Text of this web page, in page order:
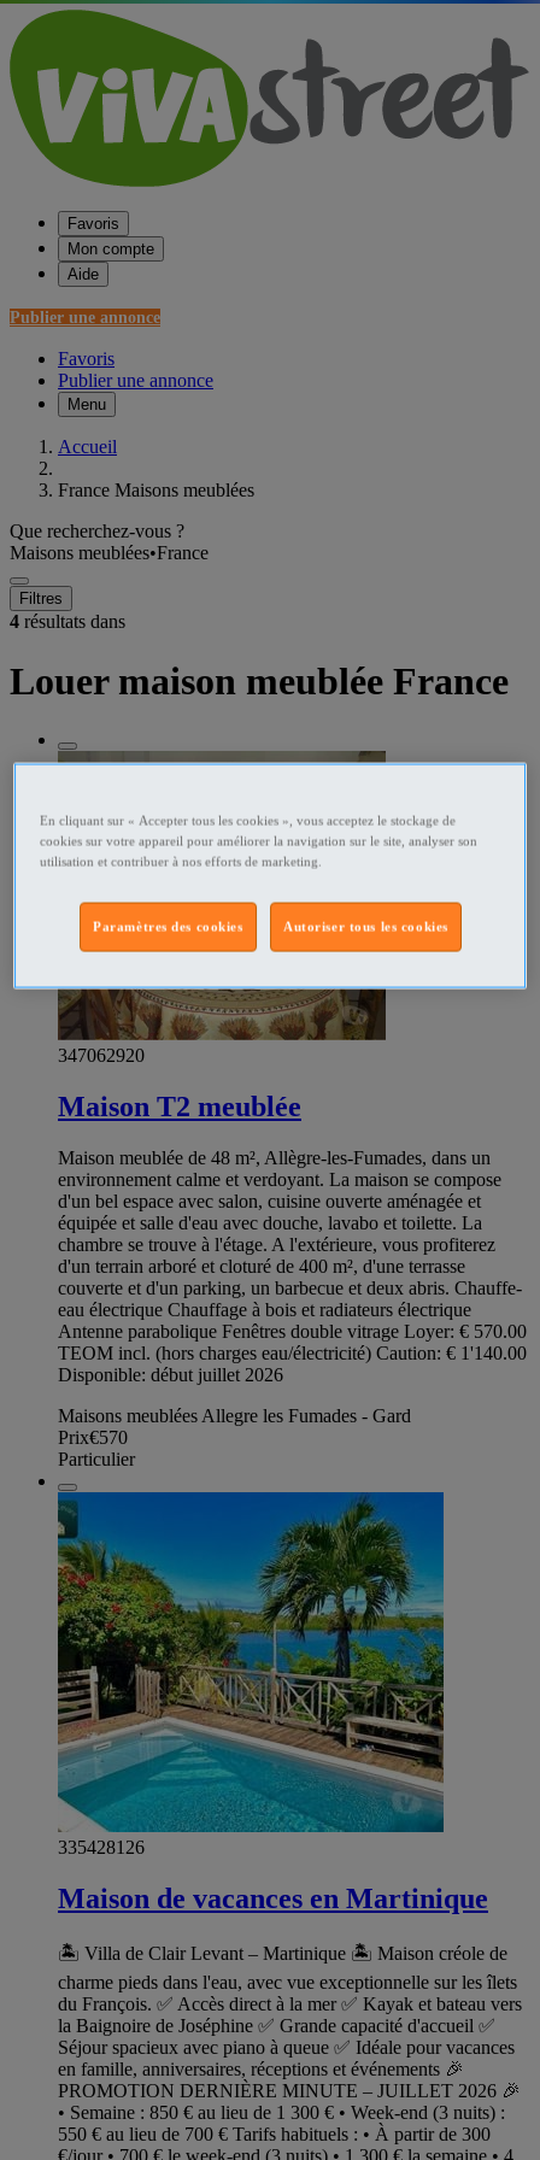
Favoris
Mon compte
Aide
Publier une annonce
Favoris
Publier une annonce
Menu
Accueil
France Maisons meublées
Que recherchez-vous ?
Maisons meublées•France
Filtres
4 résultats dans
Louer maison meublée France
347062920
Maison T2 meublée
Maison meublée de 48 m², Allègre-les-Fumades, dans un
environnement calme et verdoyant. La maison se compose
d'un bel espace avec salon, cuisine ouverte aménagée et
équipée et salle d'eau avec douche, lavabo et toilette. La
chambre se trouve à l'étage. A l'extérieure, vous profiterez
d'un terrain arboré et cloturé de 400 m², d'une terrasse
couverte et d'un parking, un barbecue et deux abris. Chauffe-
eau électrique Chauffage à bois et radiateurs électrique
Antenne parabolique Fenêtres double vitrage Loyer: € 570.00
TEOM incl. (hors charges eau/électricité) Caution: € 1'140.00
Disponible: début juillet 2026
Maisons meublées Allegre les Fumades - Gard
Prix€570
Particulier
335428126
Maison de vacances en Martinique
🏝️ Villa de Clair Levant – Martinique 🏝️ Maison créole de
charme pieds dans l'eau, avec vue exceptionnelle sur les îlets
du François. ✅ Accès direct à la mer ✅ Kayak et bateau vers
la Baignoire de Joséphine ✅ Grande capacité d'accueil ✅
Séjour spacieux avec piano à queue ✅ Idéale pour vacances
en famille, anniversaires, réceptions et événements 🎉
PROMOTION DERNIÈRE MINUTE – JUILLET 2026 🎉
• Semaine : 850 € au lieu de 1 300 € • Week-end (3 nuits) :
550 € au lieu de 700 € Tarifs habituels : • À partir de 300
€/jour • 700 € le week-end (3 nuits) • 1 300 € la semaine • 4
En cliquant sur « Accepter tous les cookies », vous acceptez le stockage de
cookies sur votre appareil pour améliorer la navigation sur le site, analyser son
utilisation et contribuer à nos efforts de marketing.
Autoriser tous les cookies
Paramètres des cookies